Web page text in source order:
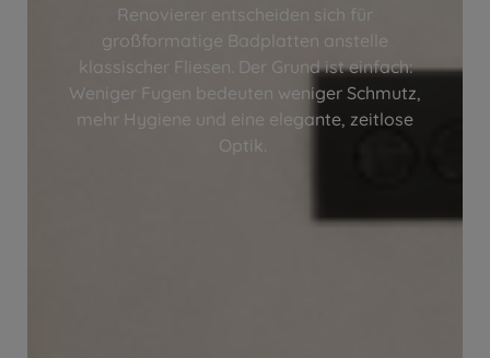
Renovierer entscheiden sich für
großformatige Badplatten anstelle
klassischer Fliesen. Der Grund ist einfach:
Weniger Fugen bedeuten weniger Schmutz,
mehr Hygiene und eine elegante, zeitlose
Optik.